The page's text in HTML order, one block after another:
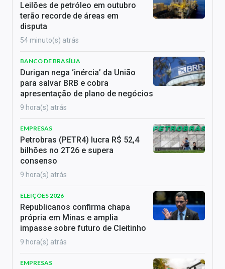
Leilões de petróleo em outubro
terão recorde de áreas em
disputa
54 minuto(s) atrás
BANCO DE BRASÍLIA
Durigan nega ‘inércia’ da União
para salvar BRB e cobra
apresentação de plano de negócios
9 hora(s) atrás
EMPRESAS
Petrobras (PETR4) lucra R$ 52,4
bilhões no 2T26 e supera
consenso
9 hora(s) atrás
ELEIÇÕES 2026
Republicanos confirma chapa
própria em Minas e amplia
impasse sobre futuro de Cleitinho
9 hora(s) atrás
EMPRESAS